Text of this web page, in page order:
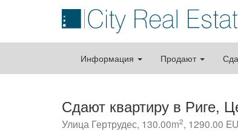
Информация Продают
Сдают квартиру в Риге,
Улица Гертрудес, 130.00m2, 1290.00